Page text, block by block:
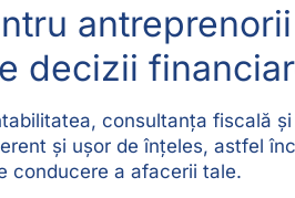
decizii
consultanța fiscală și
și ușor de înțeles, astfel
conducere a afacerii tale.